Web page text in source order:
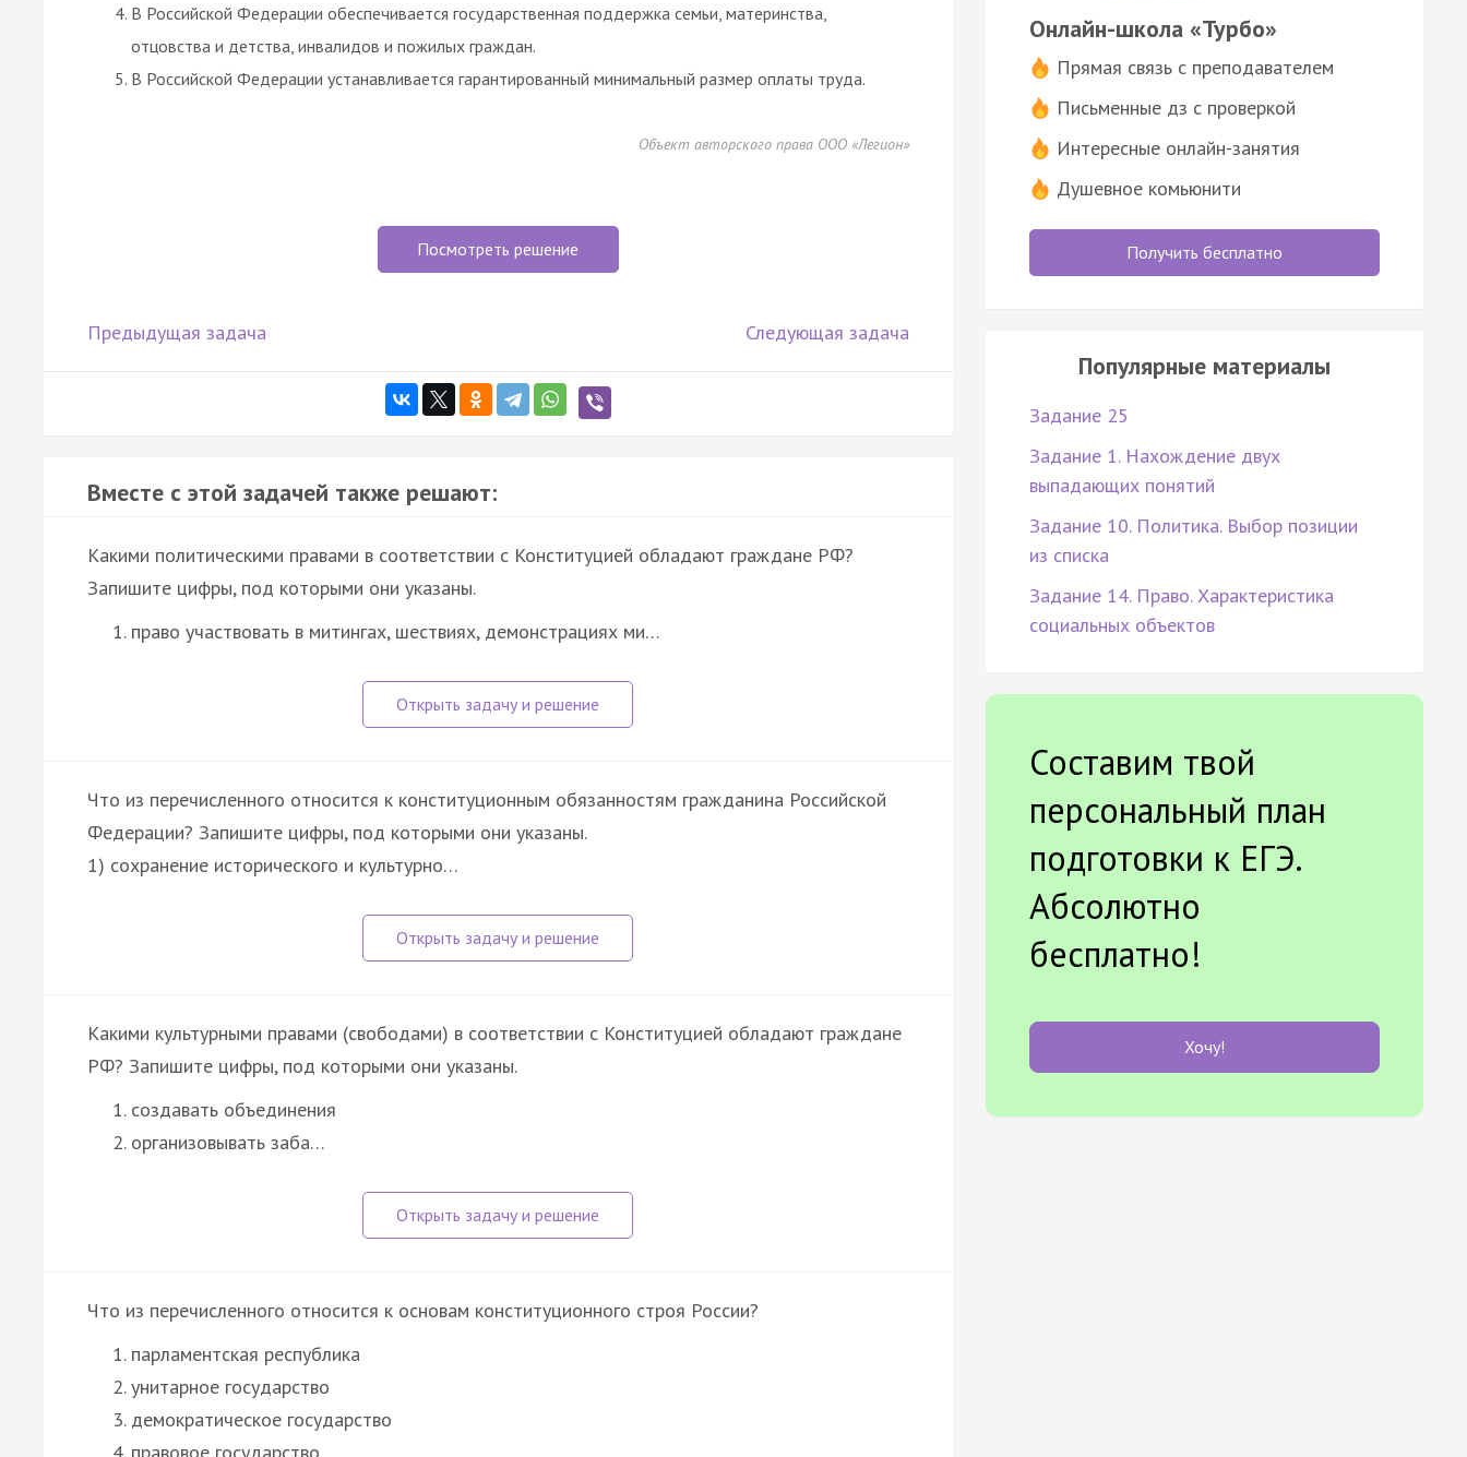
В Российской Федерации обеспечивается государственная поддержка семьи, материнства,
отцовства и детства, инвалидов и пожилых граждан.
В Российской Федерации устанавливается гарантированный минимальный размер оплаты труда.
Объект авторского права ООО «Легион»
Посмотреть решение
Предыдущая задача Следующая задача
Вместе с этой задачей также решают:
Какими политическими правами в соответствии с Конституцией обладают граждане РФ?
Запишите цифры, под которыми они указаны.
право участвовать в митингах, шествиях, демонстрациях ми…
Что из перечисленного относится к конституционным обязанностям гражданина Российской
Федерации? Запишите цифры, под которыми они указаны.
1) сохранение исторического и культурно…
Какими культурными правами (свободами) в соответствии с Конституцией обладают граждане
РФ? Запишите цифры, под которыми они указаны.
создавать объединения
организовывать заба…
Что из перечисленного относится к основам конституционного строя России?
парламентская республика
унитарное государство
демократическое государство
правовое государство
Онлайн-школа «Турбо»
Прямая связь с преподавателем
Письменные дз с проверкой
Интересные онлайн-занятия
Душевное комьюнити
Получить бесплатно
Популярные материалы
Задание 25
Задание 1. Нахождение двух
выпадающих понятий
Задание 10. Политика. Выбор позиции
из списка
Задание 14. Право. Характеристика
социальных объектов
Составим твой
персональный план
подготовки к ЕГЭ.
Абсолютно
бесплатно!
Хочу!